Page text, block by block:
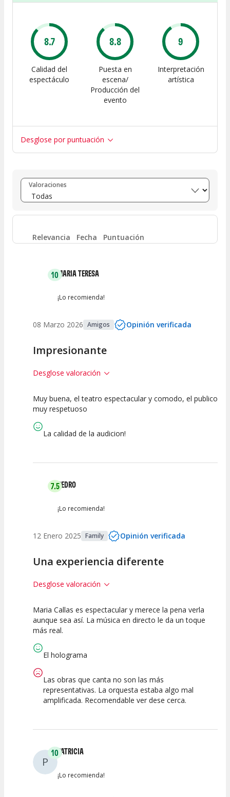
8.7
Calidad del
espectáculo
8.8
Puesta en
escena/
Producción del
evento
9
Interpretación
artística
Desglose por puntuación
Entre 8 y 10 (85)
Entre 6 y 8 (16)
Entre 4 y 6 5
Valoraciones
Relevancia Fecha Puntuación
10MARIA TERESA
¡Lo recomienda!
08 Marzo 2026 Amigos Opinión verificada
Impresionante
Desglose valoración
10
Espectáculo
10
Escena
10
Muy buena, el teatro espectacular y comodo, el publico
muy respetuoso
La calidad de la audicion!
7.5PEDRO
¡Lo recomienda!
12 Enero 2025 Family Opinión verificada
Una experiencia diferente
Desglose valoración
7.5
Calidad del
7.5 7.5
Maria Callas es espectacular y merece la pena verla
aunque sea así. La música en directo le da un toque
más real.
El holograma
Las obras que canta no son las más
representativas. La orquesta estaba algo mal
amplificada. Recomendable ver dese cerca.
P
10PATRICIA
¡Lo recomienda!